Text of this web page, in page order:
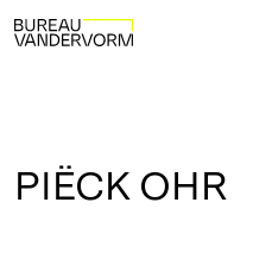
PIËCK OHR